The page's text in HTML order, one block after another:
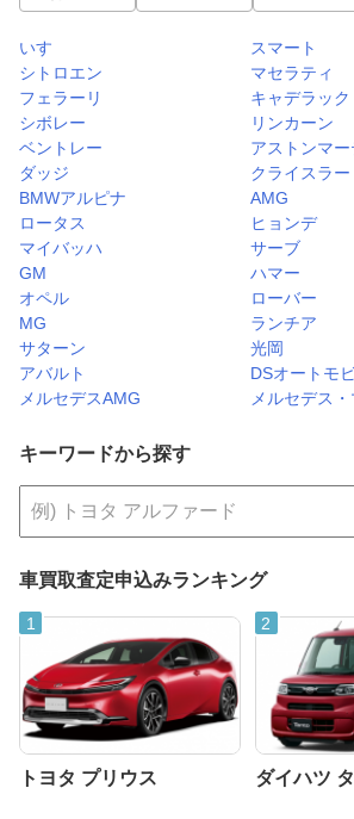
いすゞ
スマート
シトロエン
マセラティ
フェラーリ
キャデラック
シボレー
リンカーン
ベントレー
アストンマー
ダッジ
クライスラー
BMWアルピナ
AMG
ロータス
ヒョンデ
マイバッハ
サーブ
GM
ハマー
オペル
ローバー
MG
ランチア
サターン
光岡
アバルト
DSオートモ
メルセデスAMG
メルセデス
キーワードから探す
車買取査定申込みランキング
トヨタ プリウス ダイハツ